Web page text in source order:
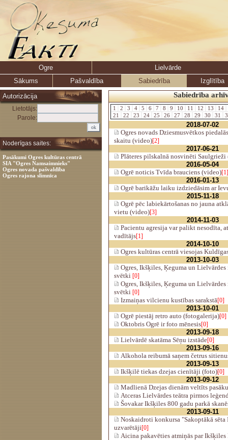
Ogre
Lielvārde
Sākums
Pašvaldība Sabiedrība
Izglītība
Autorizācija
Lietotājs:
Parole:
Noderīgas saites:
Pasākumi Ogres kultūras centrā
SIA "Ogres Namsaimnieks"
Ogres novada pašvaldība
Ogres rajona slimnīca
Sabiedrība
1 2 3 4 5 6 7 8 9 10 11 12 13 14
21
22 23 24 25 26 27 28 29 30 31
2018-07-02
Ogres novads Dziesmusvētkos
skaitu (video)[2]
2017-06-21
Plāteres pilskalnā nosvinēti Saulgrieži
2016-05-04
Ogrē noticis Tvīda brauciens (video)[1]
2016-01-13
Ogrē barikāžu laiku izdziedāsim ar
2015-11-18
Ogrē pēc labiekārtošanas no jauna
vietu (video)[3]
2014-11-03
Pacientu agresija var palikt nesodīta,
vadītājs[1]
2014-10-10
Ogres kultūras centrā viesojas
2013-10-03
Ogres, Ikšķiles, Ķeguma un
svētki [0]
Ogres, Ikšķiles, Ķeguma un
svētki [0]
Izmaiņas vilcienu kustības sarakstā[0]
2013-10-01
Ogrē piestāj retro auto (fotogalerija)[0]
Oktobris Ogrē ir foto mēnesis[0]
2013-09-18
Lielvārdē skatāma Sēņu izstāde[0]
2013-09-16
Alkohola reibumā saņem četrus
2013-09-13
Ikšķilē tiekas dzejas cienītāji (foto)[0]
2013-09-12
Madlienā Dzejas dienām veltīts
Atceras Lielvārdes teātra pirmos
Šovakar Ikšķiles 800 gadu parkā
2013-09-11
Noskaidroti konkursa "Sakoptākā
uzvarētāji[0]
Aicina pakavēties atmiņās par